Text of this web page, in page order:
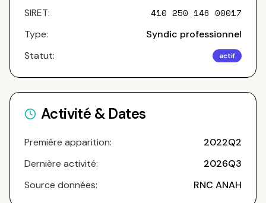
SIRET:
410 250 146 00017
Type:
Syndic professionnel
Statut:
actif
Activité & Dates
Première apparition:
2022Q2
Dernière activité:
2026Q3
Source données:
RNC ANAH